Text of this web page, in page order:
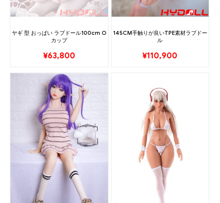
ヤギ 型 おっぱい ラブドール100cm O
カップ
¥63,800
145CM手触りが良いTPE素材ラブドー
ル
¥110,900